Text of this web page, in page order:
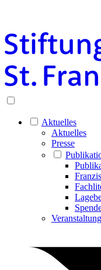
Aktuelles
Aktuelles
Presse